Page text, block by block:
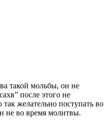
такой мольбы, он не
после этого не
желательно поступать во
не во время молитвы.